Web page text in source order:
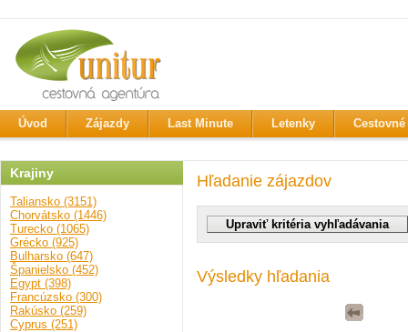
Úvod Zájazdy Last Minute Letenky
Krajiny
Taliansko (3151)
Chorvátsko (1446)
Turecko (1065)
Grécko (925)
Bulharsko (647)
Španielsko (452)
Egypt (398)
Francúzsko (300)
Rakúsko (259)
Cyprus (251)
Hľadanie zájazdov
Výsledky hľadania